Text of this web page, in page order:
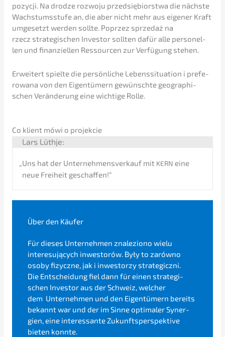
pozyc­ji. Na drodze rozwo­ju przedsię­bi­orst­wa die nächs­te
Wachs­tums­stu­fe an, die aber nicht mehr aus eigener Kraft
umgesetzt werden sollte. Poprzez sprze­daż na
rzeczstrate­gi­schen Inves­tor sollten dafür alle perso­nel­
len und finan­zi­el­len Ressour­cen zur Verfü­gung stehen.
Erwei­tert spiel­te die persön­li­che Lebens­si­tua­ti­on i prefe­
ro­wa­na von den Eigen­tü­mern gewünsch­te geogra­phi­
schen Verän­de­rung eine wichti­ge Rolle.
Co klient mówi o projekcie
​Lars Lüthje:
„Uns hat der Unter­nehmens­verkauf mit KERN eine
neue Freiheit geschaf­fen!“
Über den Käufer
Für dieses Unter­neh­menznale­zio­no wielu
intere­su­ją­cych inwest­orów. Były to zarów­no
osoby fizycz­ne, jak i inwest­or­zy strate­gicz­ni.
Die Entschei­dung fiel dann für einen strate­gi­
schen Inves­tor aus der Schweiz, welcher
dem Unter­neh­men und den Eigen­tü­mern bereits
bekannt war und der im Sinne optima­ler Syner­
gien, eine inter­es­san­te Zukunfts­per­spek­ti­ve
bieten konnte.